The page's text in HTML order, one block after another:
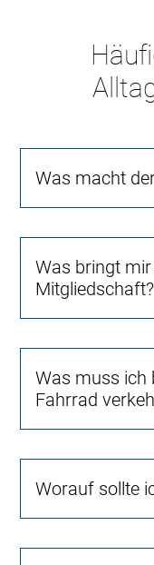
Was macht
Was bringt mir
Mitgliedschaft?
Was muss ich
Fahrrad
Worauf sollte